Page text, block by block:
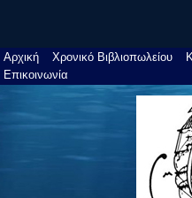
Αρχική Χρονικό Βιβλιοπωλείου
Επικοινωνία